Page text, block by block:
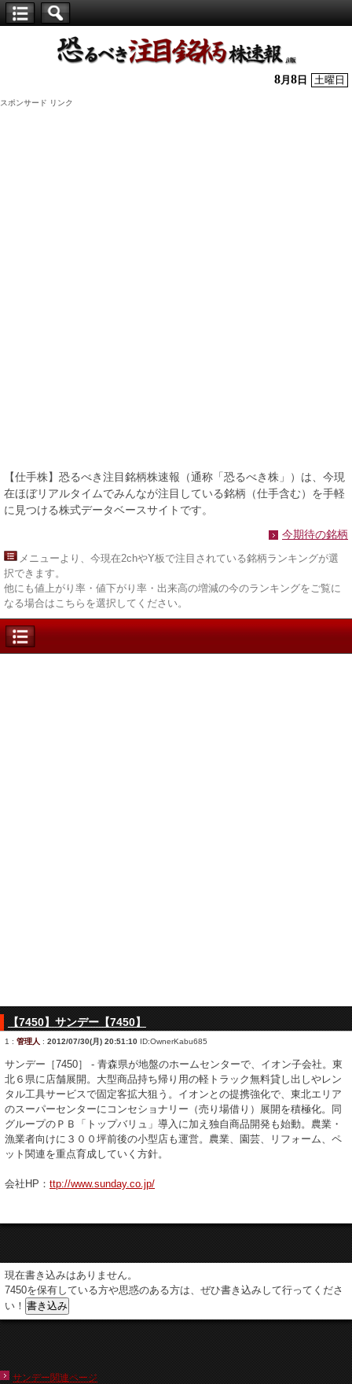
株】
8月 8 日 土曜日
スポンサード リンク
【仕手株】恐るべき注目銘柄株速報（通称「恐るべき株」）は、今現
在ほぼリアルタイムでみんなが注目している銘柄（仕手含む）を手軽
に見つける株式データベースサイトです。
今期待の銘柄
メニューより、今現在2chやY板で注目されている銘柄ランキングが選
択できます。
他にも値上がり率・値下がり率・出来高の増減の今のランキングをご覧に
なる場合はこちらを選択してください。
【7450】サンデー【7450】
1 : 管理人 : 2012/07/30(月) 20:51:10 ID:OwnerKabu685
サンデー［7450］ - 青森県が地盤のホームセンターで、イオン子会社。東
北６県に店舗展開。大型商品持ち帰り用の軽トラック無料貸し出しやレン
タル工具サービスで固定客拡大狙う。イオンとの提携強化で、東北エリア
のスーパーセンターにコンセショナリー（売り場借り）展開を積極化。同
グループのＰＢ「トップバリュ」導入に加え独自商品開発も始動。農業・
漁業者向けに３００坪前後の小型店も運営。農業、園芸、リフォーム、ペ
ット関連を重点育成していく方針。
会社HP： ttp://www.sunday.co.jp/
現在書き込みはありません。
7450を保有している方や思惑のある方は、ぜひ書き込みして行ってくださ
い！
サンデー関連ページ